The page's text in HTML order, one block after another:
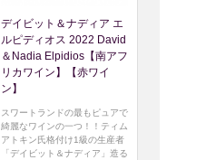
デイビット＆ナディア エ
ルピディオス 2022 David
＆Nadia Elpidios【南アフ
リカワイン】【赤ワイ
ン】
スワートランドの最もピュアで
綺麗なワインの一つ！！ティム
アトキン氏格付け1級の生産者
「デイビット＆ナディア」造る